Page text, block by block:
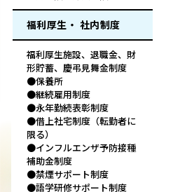
福利厚生・ 社内制度
福利厚生施設、退職金、財
形貯蓄、慶弔見舞金制度
●保養所
●継続雇用制度
●永年勤続表彰制度
●借上社宅制度（転勤者に
限る）
●インフルエンザ予防接種
補助金制度
●禁煙サポート制度
●語学研修サポート制度